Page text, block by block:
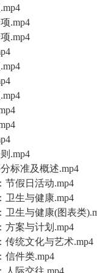
.mp4
.mp4
.mp4
标准及概述.mp4
假日活动.mp4
生与健康.mp4
生与健康(图表类
案与计划.mp4
统文化与艺术.mp4
件类.mp4
际交往.mp4